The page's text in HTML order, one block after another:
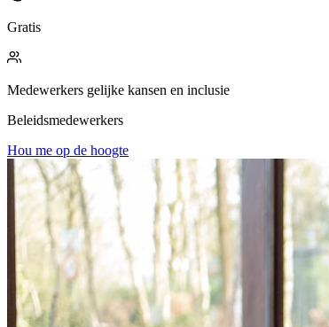
Gratis
Medewerkers gelijke kansen en inclusie
Beleidsmedewerkers
Hou me op de hoogte